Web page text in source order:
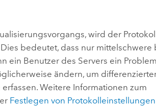
wird der
bedeutet, dass nur mittelschwere
ein Benutzer des Servers ein Problem
ändern, um
Weitere Informationen zum
Festlegen von